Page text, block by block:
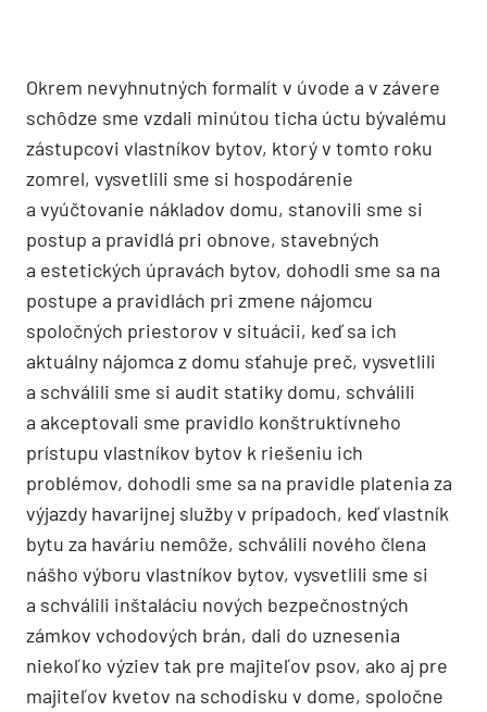
Okrem nevyhnutných formalít v úvode a v závere
schôdze sme vzdali minútou ticha úctu bývalému
zástupcovi vlastníkov bytov, ktorý v tomto roku
zomrel, vysvetlili sme si hospodárenie
a vyúčtovanie nákladov domu, stanovili sme si
postup a pravidlá pri obnove, stavebných
a estetických úpravách bytov, dohodli sme sa na
postupe a pravidlách pri zmene nájomcu
spoločných priestorov v situácii, keď sa ich
aktuálny nájomca z domu sťahuje preč, vysvetlili
a schválili sme si audit statiky domu, schválili
a akceptovali sme pravidlo konštruktívneho
prístupu vlastníkov bytov k riešeniu ich
problémov, dohodli sme sa na pravidle platenia za
výjazdy havarijnej služby v prípadoch, keď vlastník
bytu za haváriu nemôže, schválili nového člena
nášho výboru vlastníkov bytov, vysvetlili sme si
a schválili inštaláciu nových bezpečnostných
zámkov vchodových brán, dali do uznesenia
niekoľko výziev tak pre majiteľov psov, ako aj pre
majiteľov kvetov na schodisku v dome, spoločne